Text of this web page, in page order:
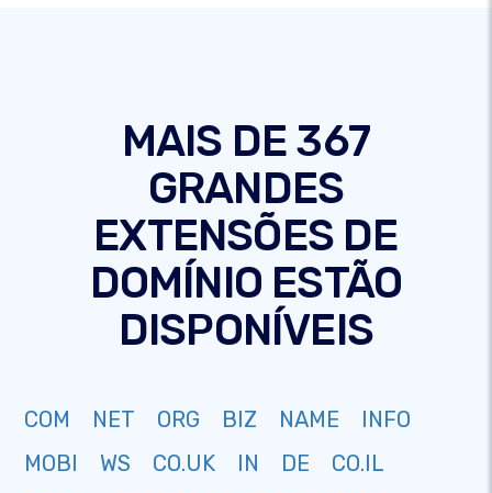
MAIS DE 367
GRANDES
EXTENSÕES DE
DOMÍNIO ESTÃO
DISPONÍVEIS
COM NET ORG BIZ NAME
INFO
MOBI
WS CO.UK IN DE
CO.IL